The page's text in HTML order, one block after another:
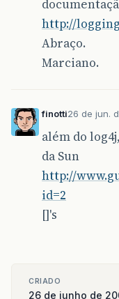
http://
Abraço.
Marciano.
finotti26 de jun.
além do
da Sun
http://
id=2
[]'s
CRIADO
26 de junho de